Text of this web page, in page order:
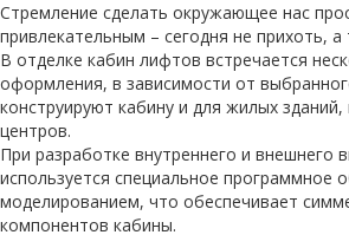
Стремление сделать окружающее нас
привлекательным – сегодня не прихоть,
В отделке кабин лифтов встречается
оформления, в зависимости от
конструируют кабину и для жилых зданий,
центров.
При разработке внутреннего и внешнего
используется специальное программное
моделированием, что обеспечивает
компонентов кабины.